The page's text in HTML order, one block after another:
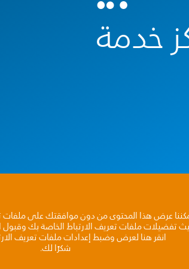
خدمة
عرض هذا المحتوى من دون موافقتك على ملفات
تفضيلات ملفات تعريف الارتباط الخاصة بك وقبول
انقر هنا لعرض وضبط إعدادات ملفات تعريف
شكرًا لك.